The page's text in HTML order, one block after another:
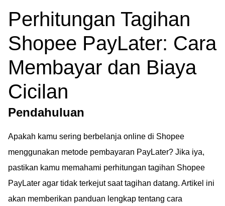
Perhitungan Tagihan
Shopee PayLater: Cara
Membayar dan Biaya
Cicilan
Pendahuluan
Apakah kamu sering berbelanja online di Shopee
menggunakan metode pembayaran PayLater? Jika iya,
pastikan kamu memahami perhitungan tagihan Shopee
PayLater agar tidak terkejut saat tagihan datang. Artikel ini
akan memberikan panduan lengkap tentang cara